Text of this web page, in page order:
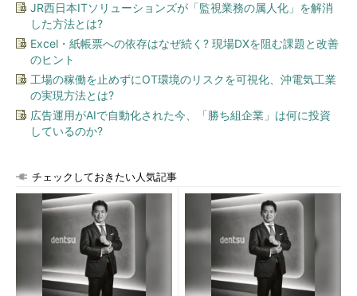
JR西日本ITソリューションズが「監視業務の属人化」を解消
した方法とは?
Excel・紙帳票への依存はなぜ続く? 現場DXを阻む課題と改善
のヒント
工場の稼働を止めずにOT環境のリスクを可視化、沖電気工業
の実現方法とは?
広告運用がAIで自動化された今、「勝ち組企業」は何に投資
しているのか?
チェックしておきたい人気記事